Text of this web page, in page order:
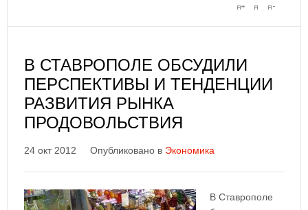
В СТАВРОПОЛЕ ОБСУДИЛИ
ПЕРСПЕКТИВЫ И ТЕНДЕНЦИИ
РАЗВИТИЯ РЫНКА
ПРОДОВОЛЬСТВИЯ
24 окт 2012 Опубликовано в Экономика
В Ставрополе